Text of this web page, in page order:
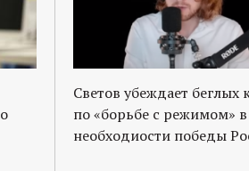
Светов убеждает беглых
по «борьбе с режимом» в
необходиости победы